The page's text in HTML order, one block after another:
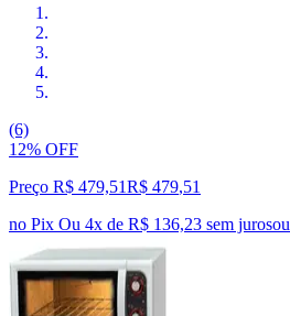
(6)
12% OFF
Preço R$ 479,51R$ 479,51
no Pix Ou 4x de R$ 136,23 sem jurosou